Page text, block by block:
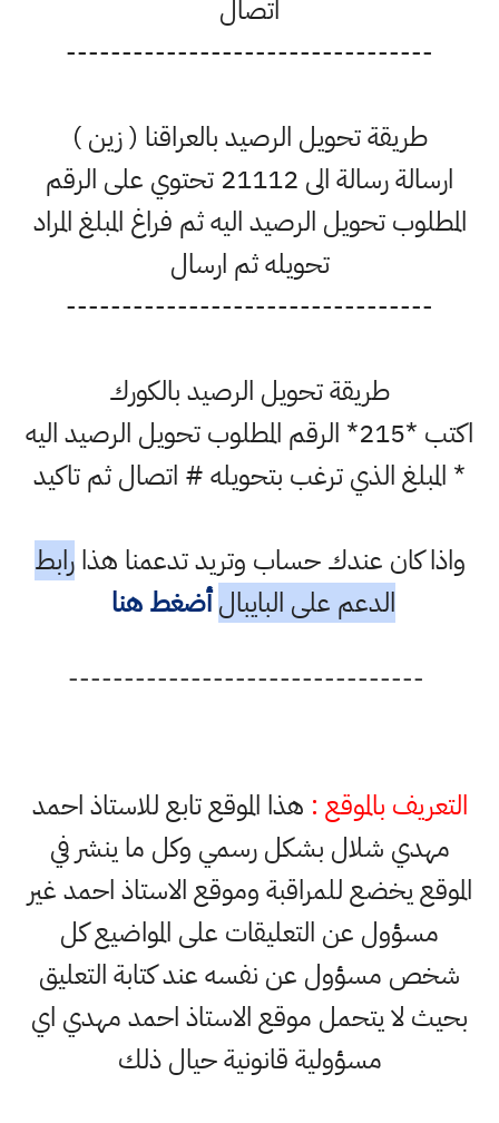
اتصال
---------------------------------
طريقة تحويل الرصيد بالعراقنا ( زين )
ارسالة رسالة الى 21112 تحتوي على الرقم
المطلوب تحويل الرصيد اليه ثم فراغ المبلغ المراد
تحويله ثم ارسال
---------------------------------
طريقة تحويل الرصيد بالكورك
اكتب *215* الرقم المطلوب تحويل الرصيد اليه
* المبلغ الذي ترغب بتحويله # اتصال ثم تاكيد
واذا كان عندك حساب وتريد تدعمنا هذارابط
الدعم على البايبال أضغط هنا
--------------------------------
التعريف بالموقع : هذا الموقع تابع للاستاذ احمد
مهدي شلال بشكل رسمي وكل ما ينشر في
الموقع يخضع للمراقبة وموقع الاستاذ احمد غير
مسؤول عن التعليقات على المواضيع كل
شخص مسؤول عن نفسه عند كتابة التعليق
بحيث لا يتحمل موقع الاستاذ احمد مهدي اي
مسؤولية قانونية حيال ذلك